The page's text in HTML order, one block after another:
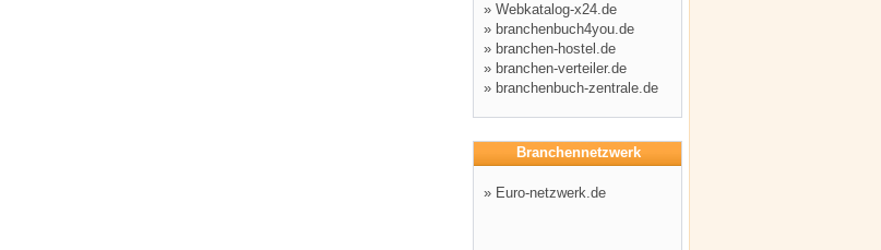
» Webkatalog-x24.de
» branchenbuch4you.de
» branchen-hostel.de
» branchen-verteiler.de
» branchenbuch-zentrale.de
Branchennetzwerk
» Euro-netzwerk.de